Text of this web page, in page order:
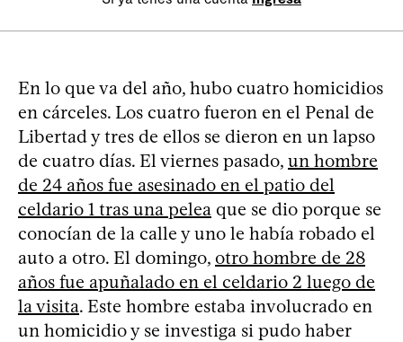
En lo que va del año, hubo cuatro homicidios
en cárceles. Los cuatro fueron en el Penal de
Libertad y tres de ellos se dieron en un lapso
de cuatro días. El viernes pasado, un hombre
de 24 años fue asesinado en el patio del
celdario 1 tras una pelea que se dio porque se
conocían de la calle y uno le había robado el
auto a otro. El domingo, otro hombre de 28
años fue apuñalado en el celdario 2 luego de
la visita. Este hombre estaba involucrado en
un homicidio y se investiga si pudo haber